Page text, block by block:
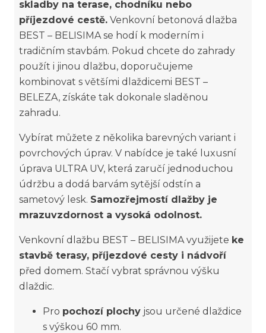
skladby na terase, chodníku nebo
příjezdové cestě. Venkovní betonová dlažba
BEST – BELISIMA se hodí k moderním i
tradičním stavbám. Pokud chcete do zahrady
použít i jinou dlažbu, doporučujeme
kombinovat s většími dlaždicemi BEST –
BELEZA, získáte tak dokonale sladěnou
zahradu.
Vybírat můžete z několika barevných variant i
povrchových úprav. V nabídce je také luxusní
úprava ULTRA UV, která zaručí jednoduchou
údržbu a dodá barvám sytější odstín a
sametový lesk. Samozřejmostí dlažby je
mrazuvzdornost a vysoká odolnost.
Venkovní dlažbu BEST – BELISIMA využijete ke
stavbě terasy, příjezdové cesty i nádvoří
před domem. Stačí vybrat správnou výšku
dlaždic.
Pro pochozí plochy jsou určené dlaždice
s výškou 60 mm.